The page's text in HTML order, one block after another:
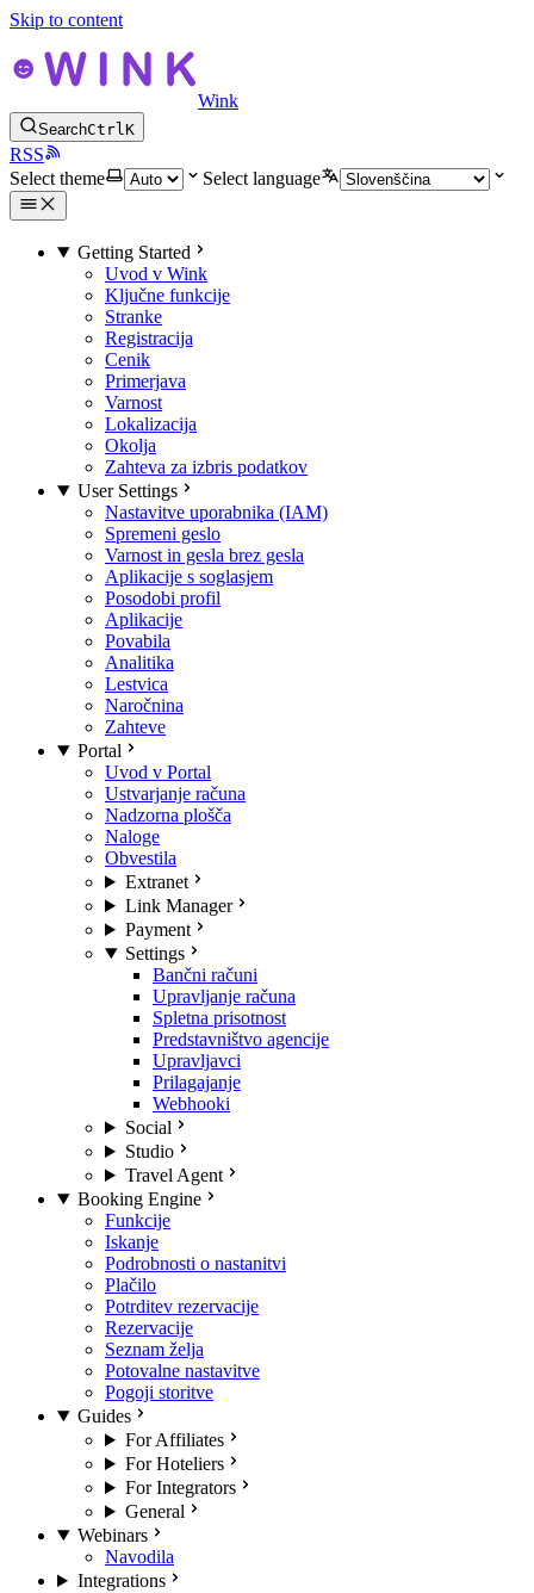
Skip to content
Wink
SearchCtrlK
RSS
Select theme
Select language
Getting Started
Uvod v Wink
Ključne funkcije
Stranke
Registracija
Cenik
Primerjava
Varnost
Lokalizacija
Okolja
Zahteva za izbris podatkov
User Settings
Nastavitve uporabnika (IAM)
Spremeni geslo
Varnost in gesla brez gesla
Aplikacije s soglasjem
Posodobi profil
Aplikacije
Povabila
Analitika
Lestvica
Naročnina
Zahteve
Portal
Uvod v Portal
Ustvarjanje računa
Nadzorna plošča
Naloge
Obvestila
Extranet
Link Manager
Payment
Settings
Bančni računi
Upravljanje računa
Spletna prisotnost
Predstavništvo agencije
Upravljavci
Prilagajanje
Webhooki
Social
Studio
Travel Agent
Booking Engine
Funkcije
Iskanje
Podrobnosti o nastanitvi
Plačilo
Potrditev rezervacije
Rezervacije
Seznam želja
Potovalne nastavitve
Pogoji storitve
Guides
For Affiliates
For Hoteliers
For Integrators
General
Webinars
Navodila
Integrations